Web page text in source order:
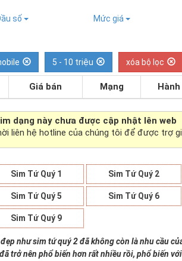
số Mức giá
5 - 10 triệu xóa bộ lọc
Giá bán Mạng Hành
dạng này chưa được cập nhật lên web
liên hệ hotline của chúng tôi để được trợ
Sim Tứ Quý 1 Sim Tứ Quý 2
Sim Tứ Quý 5 Sim Tứ Quý 6
Sim Tứ Quý 9
như sim tứ quý 2 đã không còn là nhu cầu
trở nên phổ biến hơn rất nhiều rồi, phổ biến